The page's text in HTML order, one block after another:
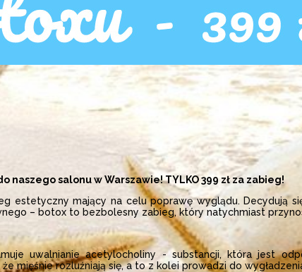
salonu w Warszawie! TYLKO 399 zł za zabieg!
estetyczny mający na celu poprawę wyglądu. Decydują
– botox to bezbolesny zabieg, który natychmiast
uwalnianie acetylocholiny - substancji, która jest
mięśnie rozluźniają się, a to z kolei prowadzi do